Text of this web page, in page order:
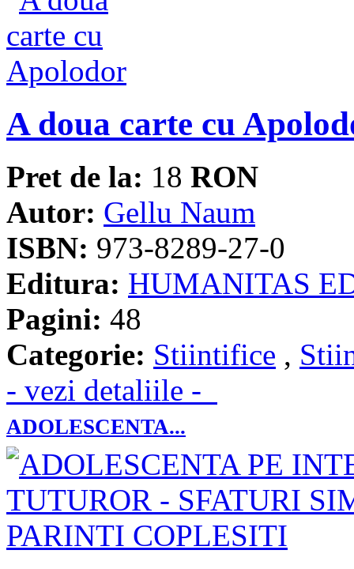
A doua carte cu
Pret de la: 18 RON
Autor: Gellu Naum
ISBN: 973-8289-27-0
Editura: HUMANITAS
Pagini: 48
Categorie: Stiintifice ,
- vezi detaliile -
ADOLESCENTA...